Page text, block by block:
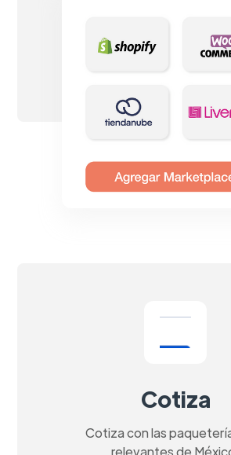
Cotiza
Cotiza con las
relevantes de